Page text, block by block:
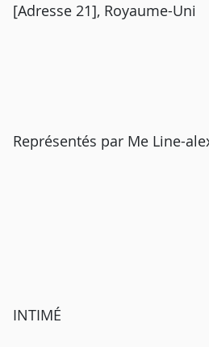
[Adresse 21], Royaume-Uni
Représentés par Me Line-
INTIMÉ